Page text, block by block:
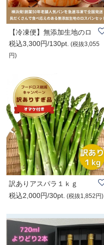
【冷凍便】無添加生地のロ
スパンセットS..
税込3,300円/130pt. (税抜3,055
円)
訳ありアスパラ１ｋｇ
税込2,000円/30pt. (税抜1,852円)